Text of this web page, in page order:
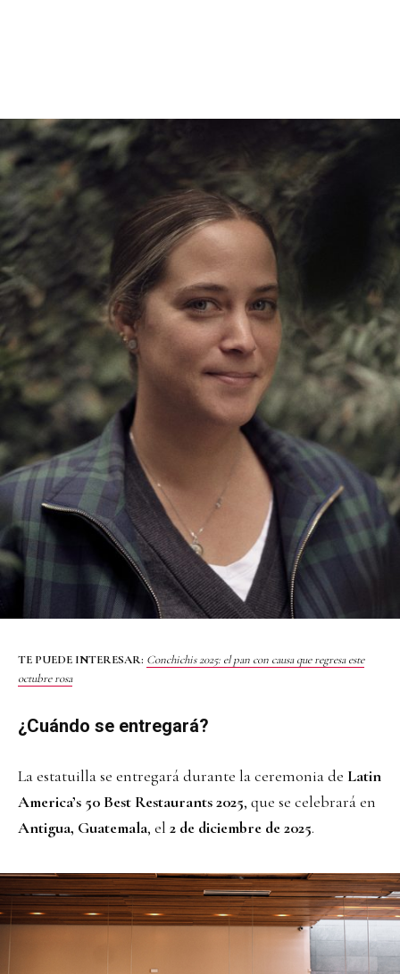
TE PUEDE INTERESAR: Conchichis 2025: el pan con causa que regresa este
octubre rosa
¿Cuándo se entregará?
La estatuilla se entregará durante la ceremonia de Latin
America’s 50 Best Restaurants 2025, que se celebrará en
Antigua, Guatemala, el 2 de diciembre de 2025.